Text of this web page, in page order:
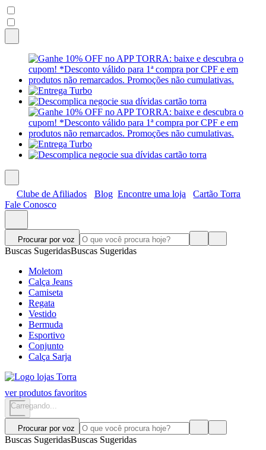
Clube de Afiliados Blog Encontre uma loja
Cartão Torra
Fale Conosco
Procurar por voz
Buscas SugeridasBuscas Sugeridas
Moletom
Calça Jeans
Camiseta
Regata
Vestido
Bermuda
Esportivo
Conjunto
Calça Sarja
ver produtos favoritos
Carregando...
Procurar por voz
Buscas SugeridasBuscas Sugeridas